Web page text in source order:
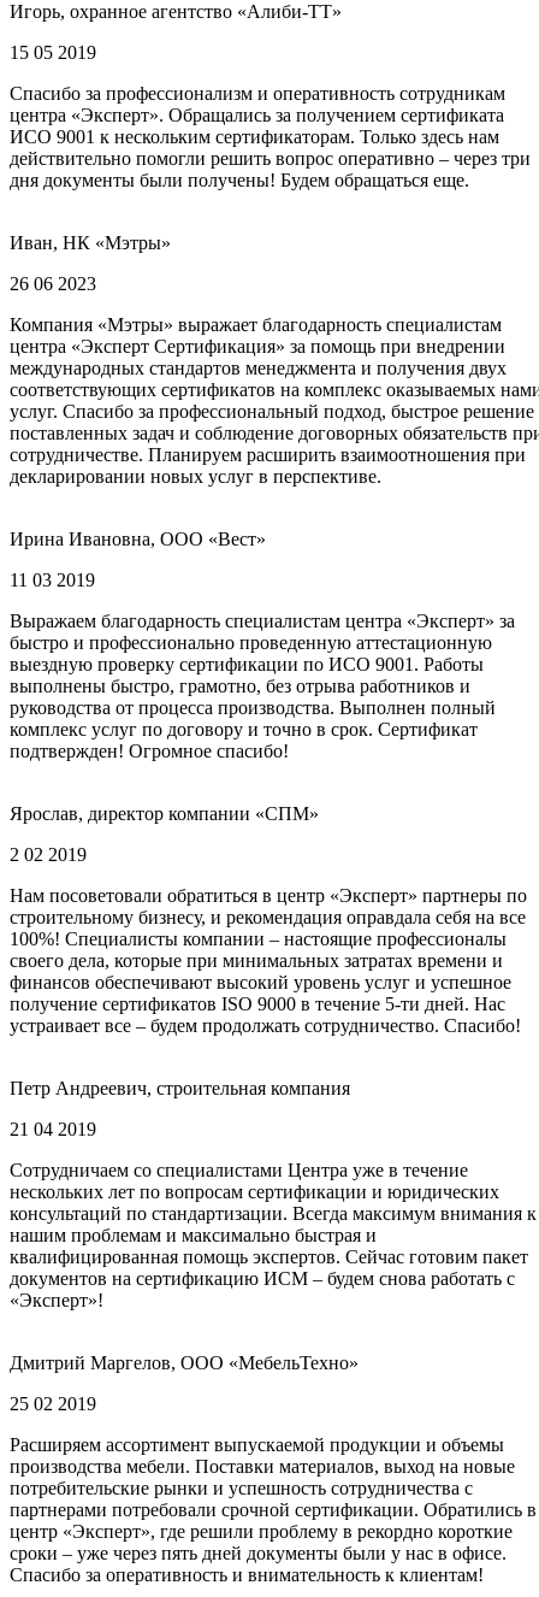
Игорь, охранное агентство «Алиби-ТТ»
15 05 2019
Спасибо за профессионализм и оперативность сотрудникам
центра «Эксперт». Обращались за получением сертификата
ИСО 9001 к нескольким сертификаторам. Только здесь нам
действительно помогли решить вопрос оперативно – через три
дня документы были получены! Будем обращаться еще.
Иван, НК «Мэтры»
26 06 2023
Компания «Мэтры» выражает благодарность специалистам
центра «Эксперт Сертификация» за помощь при внедрении
международных стандартов менеджмента и получения двух
соответствующих сертификатов на комплекс оказываемых
услуг. Спасибо за профессиональный подход, быстрое решение
поставленных задач и соблюдение договорных обязательств
сотрудничестве. Планируем расширить взаимоотношения при
декларировании новых услуг в перспективе.
Ирина Ивановна, ООО «Вест»
11 03 2019
Выражаем благодарность специалистам центра «Эксперт» за
быстро и профессионально проведенную аттестационную
выездную проверку сертификации по ИСО 9001. Работы
выполнены быстро, грамотно, без отрыва работников и
руководства от процесса производства. Выполнен полный
комплекс услуг по договору и точно в срок. Сертификат
подтвержден! Огромное спасибо!
Ярослав, директор компании «СПМ»
2 02 2019
Нам посоветовали обратиться в центр «Эксперт» партнеры по
строительному бизнесу, и рекомендация оправдала себя на все
100%! Специалисты компании – настоящие профессионалы
своего дела, которые при минимальных затратах времени и
финансов обеспечивают высокий уровень услуг и успешное
получение сертификатов ISO 9000 в течение 5-ти дней. Нас
устраивает все – будем продолжать сотрудничество. Спасибо!
Петр Андреевич, строительная компания
21 04 2019
Сотрудничаем со специалистами Центра уже в течение
нескольких лет по вопросам сертификации и юридических
консультаций по стандартизации. Всегда максимум внимания к
нашим проблемам и максимально быстрая и
квалифицированная помощь экспертов. Сейчас готовим пакет
документов на сертификацию ИСМ – будем снова работать с
«Эксперт»!
Дмитрий Маргелов, ООО «МебельТехно»
25 02 2019
Расширяем ассортимент выпускаемой продукции и объемы
производства мебели. Поставки материалов, выход на новые
потребительские рынки и успешность сотрудничества с
партнерами потребовали срочной сертификации. Обратились в
центр «Эксперт», где решили проблему в рекордно короткие
сроки – уже через пять дней документы были у нас в офисе.
Спасибо за оперативность и внимательность к клиентам!